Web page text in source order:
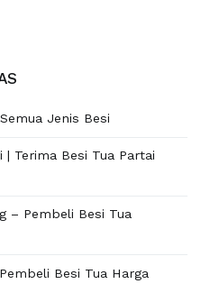
Jenis Besi
| Terima Besi Tua Partai
– Pembeli Besi Tua
Besi Tua Harga